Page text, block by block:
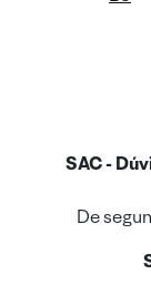
SAC -
De